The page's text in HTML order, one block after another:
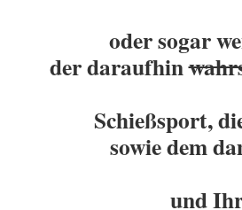
oder sogar
der daraufhin
Schießsport,
sowiedem
und